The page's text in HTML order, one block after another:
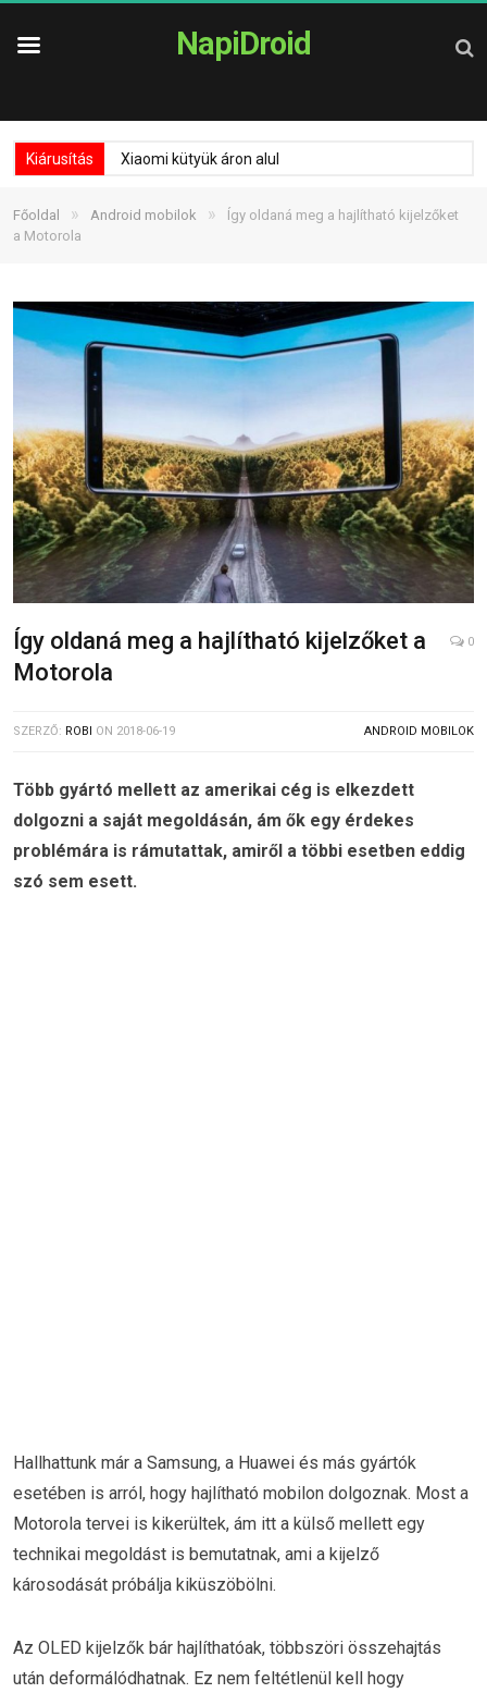
NapiDroid
Kiárusítás Xiaomi kütyük áron alul
Főoldal » Android mobilok »
Így oldaná meg a hajlítható kijelzőket
a Motorola
Így oldaná meg a hajlítható kijelzőket a
Motorola
0
SZERZŐ: ROBI ON 2018-06-19 ANDROID MOBILOK
Több gyártó mellett az amerikai cég is elkezdett
dolgozni a saját megoldásán, ám ők egy érdekes
problémára is rámutattak, amiről a többi esetben eddig
szó sem esett.
Hallhattunk már a Samsung, a Huawei és más gyártók
esetében is arról, hogy hajlítható mobilon dolgoznak. Most a
Motorola tervei is kikerültek, ám itt a külső mellett egy
technikai megoldást is bemutatnak, ami a kijelző
károsodását próbálja kiküszöbölni.
Az OLED kijelzők bár hajlíthatóak, többszöri összehajtás
után deformálódhatnak. Ez nem feltétlenül kell hogy